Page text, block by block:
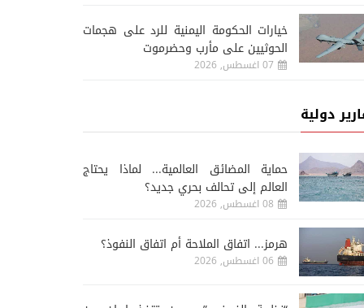
خيارات الحكومة اليمنية للرد على هجمات
الحوثيين على مأرب وحضرموت
07 اغسطس, 2026
دولية
حماية المضائق العالمية... لماذا يحتاج
العالم إلى تحالف بحري جديد؟
08 اغسطس, 2026
هرمز... اتفاق الملاحة أم اتفاق النفوذ؟
06 اغسطس, 2026